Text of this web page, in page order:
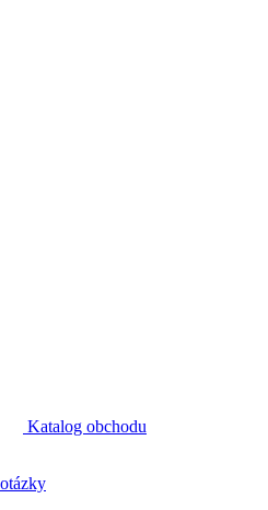
Katalog obchodu